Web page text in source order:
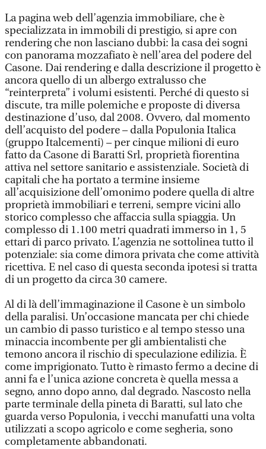
La pagina web dell’agenzia immobiliare, che è
specializzata in immobili di prestigio, si apre con
rendering che non lasciano dubbi: la casa dei sogni
con panorama mozzafiato è nell’area del podere del
Casone. Dai rendering e dalla descrizione il progetto è
ancora quello di un albergo extralusso che
“reinterpreta” i volumi esistenti. Perché di questo si
discute, tra mille polemiche e proposte di diversa
destinazione d’uso, dal 2008. Ovvero, dal momento
dell’acquisto del podere – dalla Populonia Italica
(gruppo Italcementi) – per cinque milioni di euro
fatto da Casone di Baratti Srl, proprietà fiorentina
attiva nel settore sanitario e assistenziale. Società di
capitali che ha portato a termine insieme
all’acquisizione dell’omonimo podere quella di altre
proprietà immobiliari e terreni, sempre vicini allo
storico complesso che affaccia sulla spiaggia. Un
complesso di 1.100 metri quadrati immerso in 1, 5
ettari di parco privato. L’agenzia ne sottolinea tutto il
potenziale: sia come dimora privata che come attività
ricettiva. E nel caso di questa seconda ipotesi si tratta
di un progetto da circa 30 camere.
Al di là dell’immaginazione il Casone è un simbolo
della paralisi. Un’occasione mancata per chi chiede
un cambio di passo turistico e al tempo stesso una
minaccia incombente per gli ambientalisti che
temono ancora il rischio di speculazione edilizia. È
come imprigionato. Tutto è rimasto fermo a decine di
anni fa e l’unica azione concreta è quella messa a
segno, anno dopo anno, dal degrado. Nascosto nella
parte terminale della pineta di Baratti, sul lato che
guarda verso Populonia, i vecchi manufatti una volta
utilizzati a scopo agricolo e come segheria, sono
completamente abbandonati.